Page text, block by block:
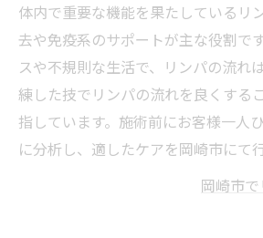
体内で重要な機能を果たしているリ
去や免疫系のサポートが主な役割で
スや不規則な生活で、リンパの流れ
練した技でリンパの流れを良くする
指しています。施術前にお客様一人
に分析し、適したケアを岡崎市にて
岡崎市